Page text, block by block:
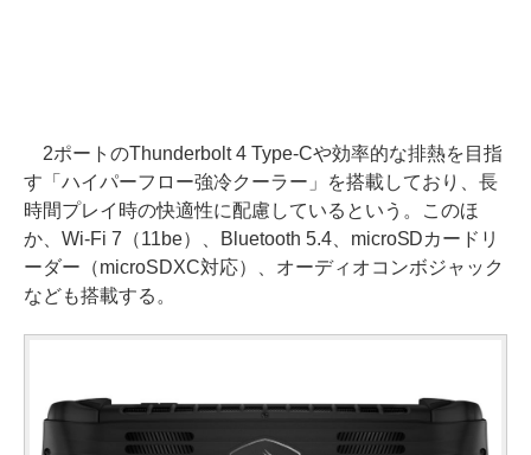
2ポートのThunderbolt 4 Type-Cや効率的な排熱を目指
す「ハイパーフロー強冷クーラー」を搭載しており、長
時間プレイ時の快適性に配慮しているという。このほ
か、Wi-Fi 7（11be）、Bluetooth 5.4、microSDカードリ
ーダー（microSDXC対応）、オーディオコンボジャック
なども搭載する。